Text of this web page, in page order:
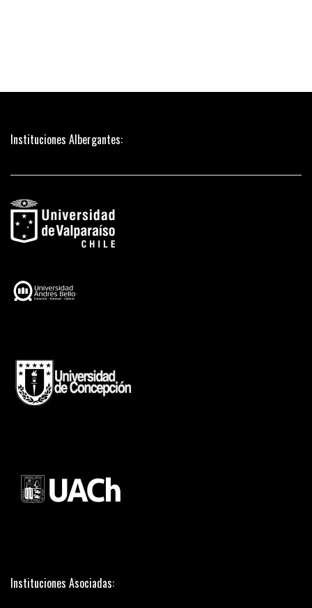
Instituciones Albergantes:
Instituciones Asociadas: